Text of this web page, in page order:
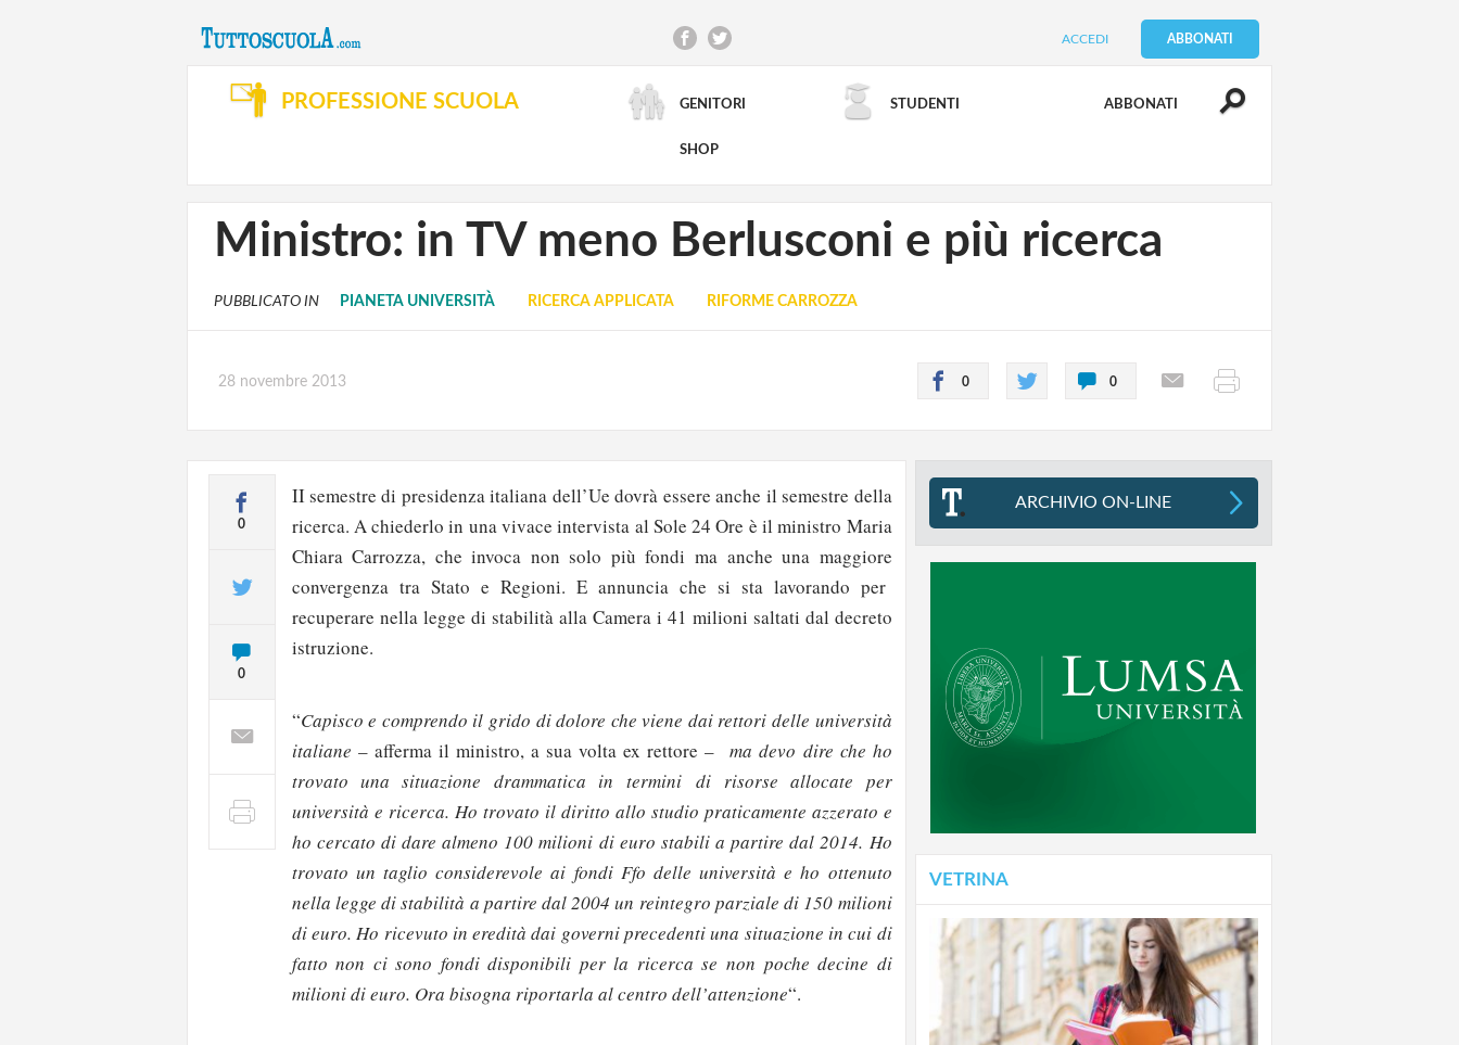
ACCEDI ABBONATI
PROFESSIONE SCUOLA GENITORI STUDENTI ABBONATI
SHOP
RICERCA AVANZATA
Ministro: in TV meno Berlusconi e più ricerca
PUBBLICATO IN PIANETA UNIVERSITÀ RICERCA APPLICATA RIFORME CARROZZA
28 novembre 2013 0 0
0
0
II semestre di presidenza italiana dell’Ue dovrà essere anche il semestre della
ricerca. A chiederlo in una vivace intervista al Sole 24 Ore è il ministro Maria
Chiara Carrozza, che invoca non solo più fondi ma anche una maggiore
convergenza tra Stato e Regioni. E annuncia che si sta lavorando per
recuperare nella legge di stabilità alla Camera i 41 milioni saltati dal decreto
istruzione.
“Capisco e comprendo il grido di dolore che viene dai rettori delle università
italiane – afferma il ministro, a sua volta ex rettore –ma devo dire che ho
trovato una situazione drammatica in terminidi risorse allocate per
università e ricerca. Ho trovato il diritto allo studio praticamente azzerato e
ho cercato di dare almeno 100 milioni di euro stabili a partire dal 2014. Ho
trovato un taglio considerevole ai fondi Ffo delle università e ho ottenuto
nella legge di stabilità a partire dal 2004 un reintegro parziale di 150 milioni
di euro. Ho ricevuto in eredità dai governi precedenti una situazione in cui di
fatto non ci sono fondi disponibili per la ricerca se non poche decine di
milioni di euro. Ora bisogna riportarla al centro dell’attenzione“.
ARCHIVIO ON-LINE
VETRINA